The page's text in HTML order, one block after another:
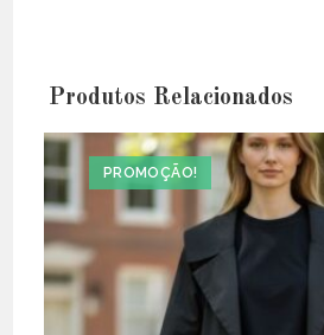
Produtos Relacionados
PROMOÇÃO!